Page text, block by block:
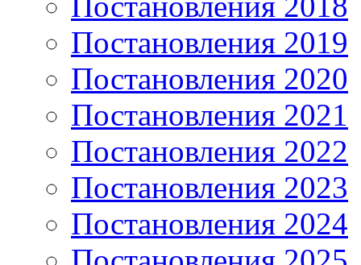
Постановления 2019
Постановления 2020
Постановления 2021
Постановления 2022
Постановления 2023
Постановления 2024